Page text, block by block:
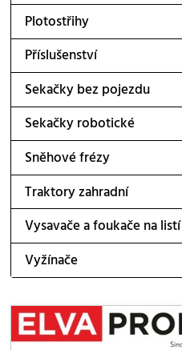
Plotostřihy
Příslušenství
Sekačky bez pojezdu
Sekačky robotické
Sněhové frézy
Traktory zahradní
Vysavače a foukače na listí
Vyžínače